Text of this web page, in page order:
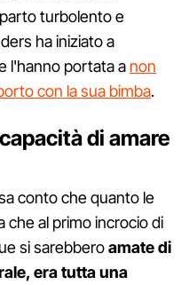
turbolento e
ha iniziato a
l'hanno portata a non
con la sua bimba.
di amare
conto che quanto le
al primo incrocio di
si sarebberoamate di
era tutta una